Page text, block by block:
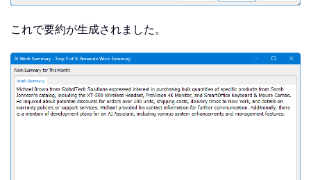
これで要約が生成されました。